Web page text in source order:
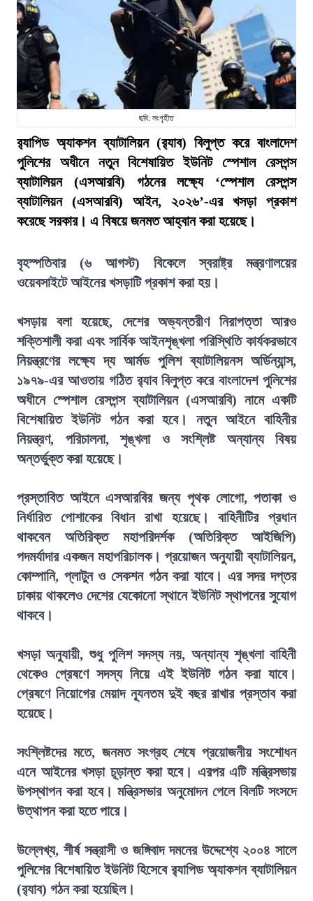
ছবি: সংগৃহীত
র‍্যাপিড অ্যাকশন ব্যাটালিয়ন (র‍্যাব) বিলুপ্ত করে বাংলাদেশ
পুলিশের অধীনে নতুন বিশেষায়িত ইউনিট স্পেশাল রেসপন্স
ব্যাটালিয়ন (এসআরবি) গঠনের লক্ষ্যে ‘স্পেশাল রেসপন্স
ব্যাটালিয়ন (এসআরবি) আইন, ২০২৬’-এর খসড়া প্রকাশ
করেছে সরকার। এ বিষয়ে জনমত আহ্বান করা হয়েছে।
বৃহস্পতিবার (৬ আগস্ট) বিকেলে স্বরাষ্ট্র মন্ত্রণালয়ের
ওয়েবসাইটে আইনের খসড়াটি প্রকাশ করা হয়।
খসড়ায় বলা হয়েছে, দেশের অভ্যন্তরীণ নিরাপত্তা আরও
শক্তিশালী করা এবং সার্বিক আইনশৃঙ্খলা পরিস্থিতি কার্যকরভাবে
নিয়ন্ত্রণের লক্ষ্যে দ্য আর্মড পুলিশ ব্যাটালিয়নস অর্ডিন্যান্স,
১৯৭৯-এর আওতায় গঠিত র‍্যাব বিলুপ্ত করে বাংলাদেশ পুলিশের
অধীনে স্পেশাল রেসপন্স ব্যাটালিয়ন (এসআরবি) নামে একটি
বিশেষায়িত ইউনিট গঠন করা হবে। নতুন আইনে বাহিনীর
নিয়ন্ত্রণ, পরিচালনা, শৃঙ্খলা ও সংশ্লিষ্ট অন্যান্য বিষয়
অন্তর্ভুক্ত করা হয়েছে।
প্রস্তাবিত আইনে এসআরবির জন্য পৃথক লোগো, পতাকা ও
নির্ধারিত পোশাকের বিধান রাখা হয়েছে। বাহিনীটির প্রধান
থাকবেন অতিরিক্ত মহাপরিদর্শক (অতিরিক্ত আইজিপি)
পদমর্যাদার একজন মহাপরিচালক। প্রয়োজন অনুযায়ী ব্যাটালিয়ন,
কোম্পানি, প্লাটুন ও সেকশন গঠন করা যাবে। এর সদর দপ্তর
ঢাকায় থাকলেও দেশের যেকোনো স্থানে ইউনিট স্থাপনের সুযোগ
থাকবে।
খসড়া অনুযায়ী, শুধু পুলিশ সদস্য নয়, অন্যান্য শৃঙ্খলা বাহিনী
থেকেও প্রেষণে সদস্য নিয়ে এই ইউনিট গঠন করা যাবে।
প্রেষণে নিয়োগের মেয়াদ ন্যূনতম দুই বছর রাখার প্রস্তাব করা
হয়েছে।
সংশ্লিষ্টদের মতে, জনমত সংগ্রহ শেষে প্রয়োজনীয় সংশোধন
এনে আইনের খসড়া চূড়ান্ত করা হবে। এরপর এটি মন্ত্রিসভায়
উপস্থাপন করা হবে। মন্ত্রিসভার অনুমোদন পেলে বিলটি সংসদে
উত্থাপন করা হতে পারে।
উল্লেখ্য, শীর্ষ সন্ত্রাসী ও জঙ্গিবাদ দমনের উদ্দেশ্যে ২০০৪ সালে
পুলিশের বিশেষায়িত ইউনিট হিসেবে র‍্যাপিড অ্যাকশন ব্যাটালিয়ন
(র‍্যাব) গঠন করা হয়েছিল।